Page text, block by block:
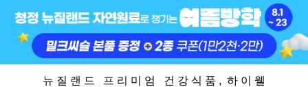
뉴 질 랜 드 프 리 미 엄 건 강 식 품 , 하 이 웰